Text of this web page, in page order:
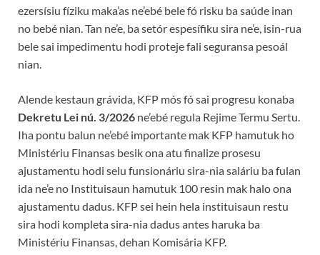
ezersísiu fíziku maka’as ne’ebé bele fó risku ba saúde inan
no bebé nian. Tan ne’e, ba setór espesífiku sira ne’e, isin-rua
bele sai impedimentu hodi proteje fali seguransa pesoál
nian.
Alende kestaun grávida, KFP mós fó sai progresu konaba
Dekretu Lei nú. 3/2026 ne’ebé regula Rejime Termu Sertu.
Iha pontu balun ne’ebé importante mak KFP hamutuk ho
Ministériu Finansas besik ona atu finalize prosesu
ajustamentu hodi selu funsionáriu sira-nia saláriu ba fulan
ida ne’e no Instituisaun hamutuk 100 resin mak halo ona
ajustamentu dadus. KFP sei hein hela instituisaun restu
sira hodi kompleta sira-nia dadus antes haruka ba
Ministériu Finansas, dehan Komisária KFP.